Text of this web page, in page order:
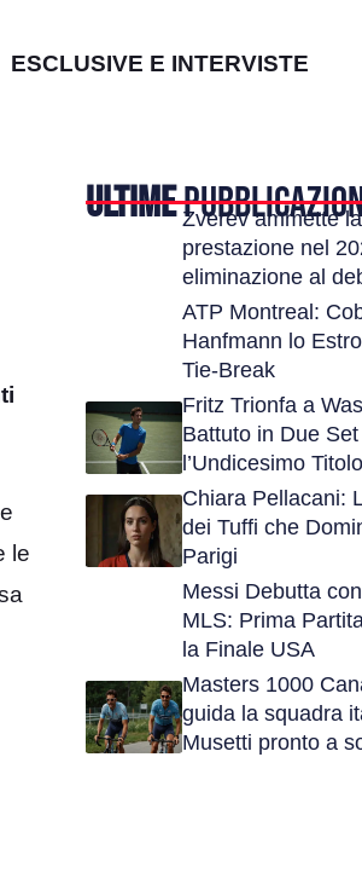
ESCLUSIVE E INTERVISTE
le
ULTIMEZverev ammette
prestazione nel
eliminazione al
ATP Montreal:
Hanfmann lo
Tie-Break
Fritz Trionfa a
Battuto in Due
l’Undicesimo
Chiara Pellacani:
dei Tuffi che
Parigi
Messi Debutta
MLS: Prima
la Finale USA
Masters 1000
guida la squadra
Musetti pronto a